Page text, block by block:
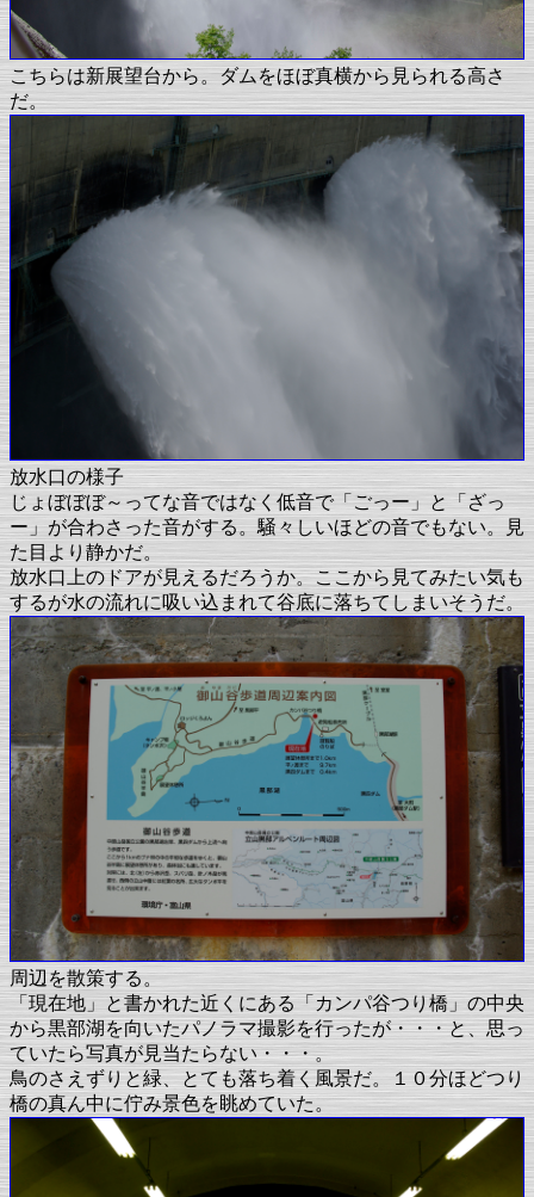
こちらは新展望台から。ダムをほぼ真横から見られる高さ
だ。
放水口の様子
じょぼぼぼ～ってな音ではなく低音で「ごっー」と「ざっ
ー」が合わさった音がする。騒々しいほどの音でもない。見
た目より静かだ。
放水口上のドアが見えるだろうか。ここから見てみたい気も
するが水の流れに吸い込まれて谷底に落ちてしまいそうだ。
周辺を散策する。
「現在地」と書かれた近くにある「カンパ谷つり橋」の中央
から黒部湖を向いたパノラマ撮影を行ったが・・・と、思っ
ていたら写真が見当たらない・・・。
鳥のさえずりと緑、とても落ち着く風景だ。１０分ほどつり
橋の真ん中に佇み景色を眺めていた。